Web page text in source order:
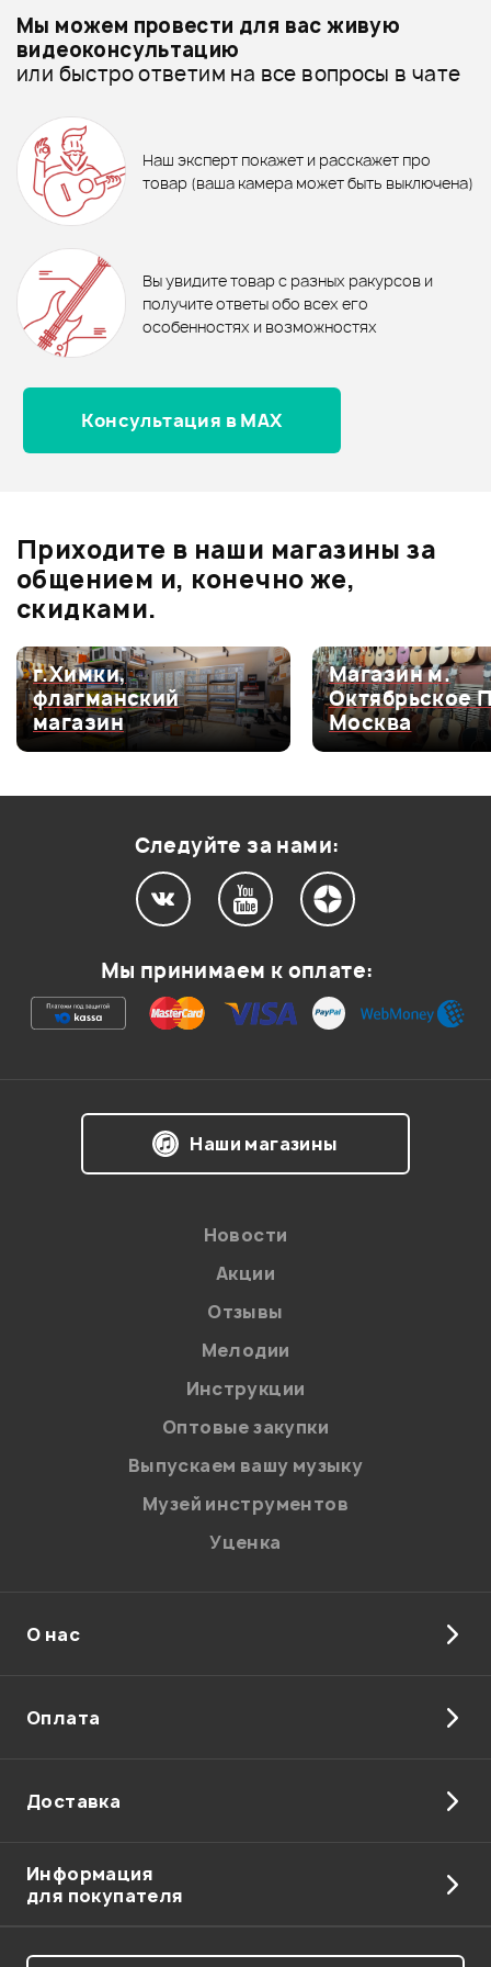
3 490 ₽
ГИТАРНЫЙ ЭФФЕКТ
BEHRINGER ADI21 V-TONE
ACOUSTIC
В корзину
ХИТ
46 100 ₽
Электрогитара JET JL-500 AW
В корзину
44 550 ₽
ЭЛЕКТРОГИТАРА SCHECTER
Отзывы
0
Оценка
Оценка4
Оценка
Все товары CRAFTER
Мой отзыв о товаре
Ваша оценка:
Впечатления о товаре:
Я даюсогласиена обработку персональных данных в
Мы можем провести для вас живую
видеоконсультацию
или быстро ответим на все вопросы в чате
Наш эксперт покажет и расскажет про
товар (ваша камера может быть выключена)
Вы увидите товар с разных ракурсов и
получите ответы обо всех его
особенностях и возможностях
Консультация в MAX
Приходите в наши магазины за
общением и, конечно же,
скидками.
Магазин м.
Октябрьское Поле,
Москва
Магазин
Санкт-
Следуйте за нами:
Мы принимаем к оплате:
Наши магазины
Новости
Акции
Отзывы
Мелодии
Инструкции
Оптовые закупки
Выпускаем вашу музыку
Музей инструментов
Уценка
О нас
Оплата
Доставка
Информация
для покупателя